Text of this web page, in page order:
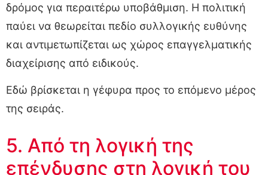
δρόμος για περαιτέρω υποβάθμιση. Η πολιτική
παύει να θεωρείται πεδίο συλλογικής ευθύνης
και αντιμετωπίζεται ως χώρος επαγγελματικής
διαχείρισης από ειδικούς.
Εδώ βρίσκεται η γέφυρα προς το επόμενο μέρος
της σειράς.
5. Από τη λογική της
επένδυσης στη λογική του